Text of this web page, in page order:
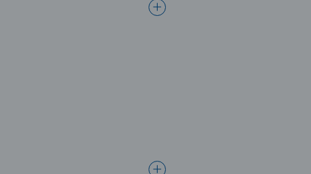
Disney Charaktere in